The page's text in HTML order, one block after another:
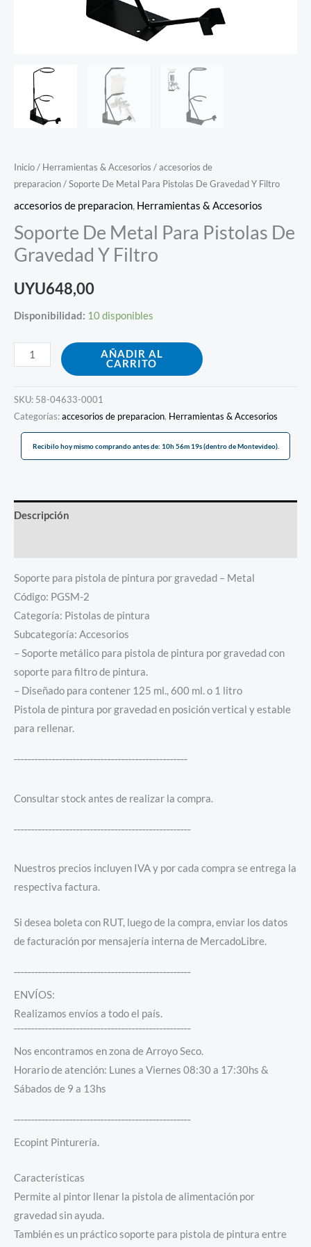
Inicio/ Herramientas & Accesorios /accesorios de
preparacion/ Soporte De Metal Para Pistolas De Gravedad Y Filtro
accesorios de preparacion, Herramientas & Accesorios
Soporte De Metal Para Pistolas De
Gravedad Y Filtro
UYU648,00
Disponibilidad: 10 disponibles
AÑADIR AL
CARRITO
SKU: 58-04633-0001
Categorías:accesorios de preparacion, Herramientas & Accesorios
Recibilo hoy mismo comprando antes de: 10h 56m 19s (dentro de Montevideo).
Descripción
Soporte para pistola de pintura por gravedad – Metal
Código: PGSM-2
Categoría: Pistolas de pintura
Subcategoría: Accesorios
– Soporte metálico para pistola de pintura por gravedad con
soporte para filtro de pintura.
– Diseñado para contener 125 ml., 600 ml. o 1 litro
Pistola de pintura por gravedad en posición vertical y estable
para rellenar.
¯¯¯¯¯¯¯¯¯¯¯¯¯¯¯¯¯¯¯¯¯¯¯¯¯¯¯¯¯¯¯¯¯¯¯¯¯¯¯¯¯¯¯¯¯¯¯¯¯¯
Consultar stock antes de realizar la compra.
¯¯¯¯¯¯¯¯¯¯¯¯¯¯¯¯¯¯¯¯¯¯¯¯¯¯¯¯¯¯¯¯¯¯¯¯¯¯¯¯¯¯¯¯¯¯¯¯¯¯¯
Nuestros precios incluyen IVA y por cada compra se entrega la
respectiva factura.
Si desea boleta con RUT, luego de la compra, enviar los datos
de facturación por mensajería interna de MercadoLibre.
¯¯¯¯¯¯¯¯¯¯¯¯¯¯¯¯¯¯¯¯¯¯¯¯¯¯¯¯¯¯¯¯¯¯¯¯¯¯¯¯¯¯¯¯¯¯¯¯¯¯¯
ENVÍOS:
Realizamos envíos a todo el país.
¯¯¯¯¯¯¯¯¯¯¯¯¯¯¯¯¯¯¯¯¯¯¯¯¯¯¯¯¯¯¯¯¯¯¯¯¯¯¯¯¯¯¯¯¯¯¯¯¯¯¯
Nos encontramos en zona de Arroyo Seco.
Horario de atención: Lunes a Viernes 08:30 a 17:30hs &
Sábados de 9 a 13hs
¯¯¯¯¯¯¯¯¯¯¯¯¯¯¯¯¯¯¯¯¯¯¯¯¯¯¯¯¯¯¯¯¯¯¯¯¯¯¯¯¯¯¯¯¯¯¯¯¯¯¯
Ecopint Pinturería.
Características
Permite al pintor llenar la pistola de alimentación por
gravedad sin ayuda.
También es un práctico soporte para pistola de pintura entre